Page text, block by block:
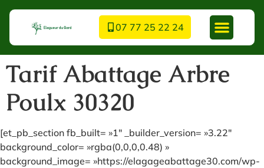
07 77 25 22 24
Tarif Abattage Arbre
Poulx 30320
[et_pb_section fb_built= »1″ _builder_version= »3.22″
background_color= »rgba(0,0,0,0.48) »
background_image= »https://elagageabattage30.com/wp-